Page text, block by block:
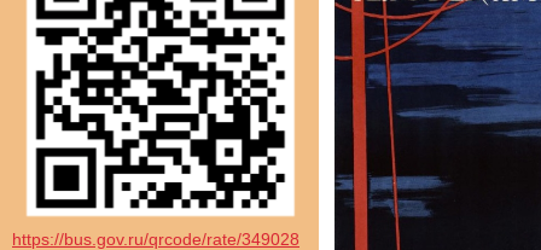
https://bus.gov.ru/qrcode/rate/349028